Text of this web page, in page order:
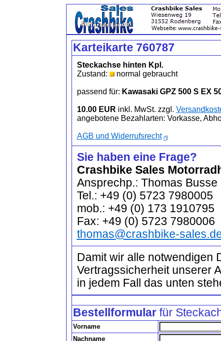
Karteikarte 760787
Steckachse hinten Kpl.
Zustand:
normal gebraucht
passend für: Kawasaki GPZ 500 S EX
10.00 EUR inkl. MwSt. zzgl.
angebotene Bezahlarten: Vorkasse,
AGB und Widerrufsrecht
Sie haben eine Frage?
Crashbike Sales
Ansprechp.: Thomas Busse
Tel.: +49 (0) 5723 7980005
mob.: +49 (0) 173 1910795
Fax: +49 (0) 5723 7980006
thomas@crashbike-
Damit wir alle notwendigen
Vertragssicherheit unserer
in jedem Fall das unten
Bestellformular für
Vorname
Nachname